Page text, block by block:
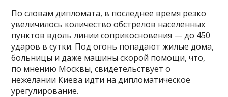
По словам дипломата, в последнее время резко
увеличилось количество обстрелов населенных
пунктов вдоль линии соприкосновения — до 450
ударов в сутки. Под огонь попадают жилые дома,
больницы и даже машины скорой помощи, что,
по мнению Москвы, свидетельствует о
нежелании Киева идти на дипломатическое
урегулирование.